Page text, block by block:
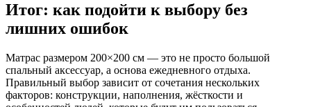
Итог: как подойти к выбору без
лишних ошибок
Матрас размером 200×200 см — это не просто большой
спальный аксессуар, а основа ежедневного отдыха.
Правильный выбор зависит от сочетания нескольких
факторов: конструкции, наполнения, жёсткости и